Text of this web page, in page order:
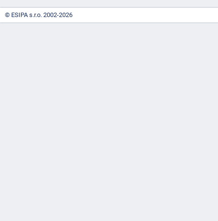
© ESIPA s.r.o. 2002-2026